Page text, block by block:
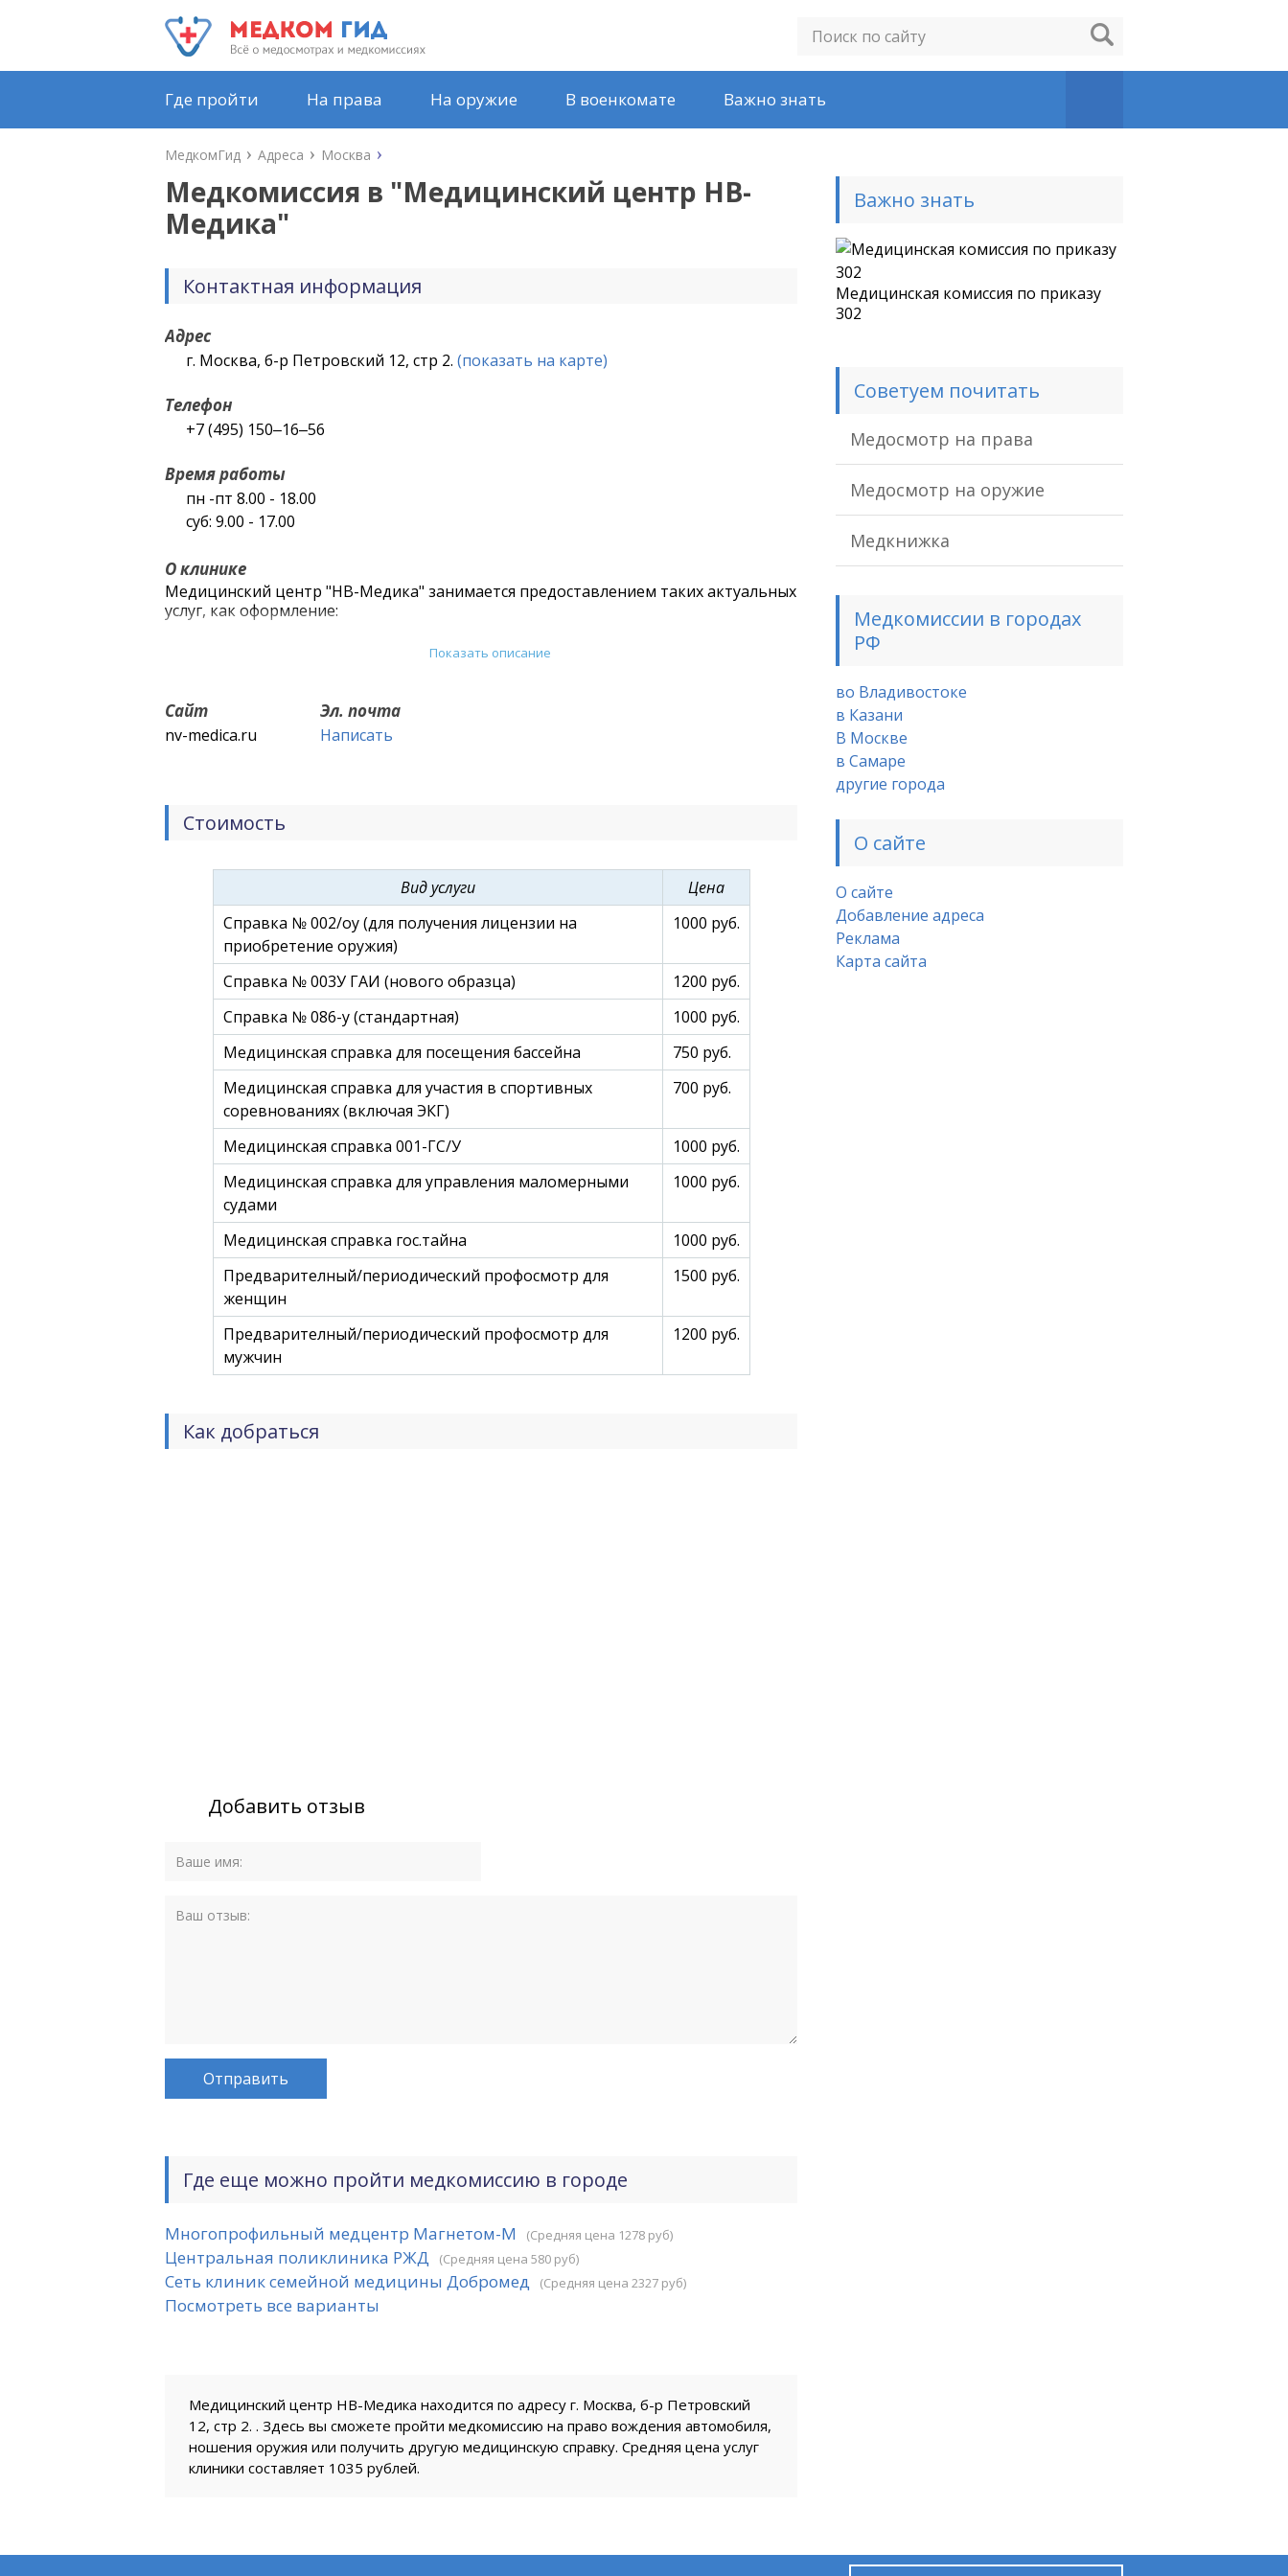
Где пройти На права На оружие В военкомате Важно знать
МедкомГид Адреса Москва
Медкомиссия в "Медицинский центр НВ-
Медика"
Контактная информация
Адрес
г. Москва, б-р Петровский 12, стр 2. (показать на карте)
Телефон
+7 (495) 150‒16‒56
Время работы
пн -пт 8.00 - 18.00
суб: 9.00 - 17.00
О клинике
Медицинский центр "НВ-Медика" занимается предоставлением таких актуальных
услуг, как оформление:
профосмотры;
медицинских справок на работу или учёбу в Москве по форме № 086/У;
медицинских справок для управления катерами, яхтами и другими маломерными
судами;
медицинских справок для получения разрешения на оружие
медицинских справок для ГИБДД
справок 001-ГС\У
Показать описание
Сайт
nv-medica.ru
Эл. почта
Написать
Стоимость
Вид услуги
Цена
Справка № 002/оу (для получения лицензии на
приобретение оружия)
1000 руб.
Справка № 003У ГАИ (нового образца)
1200 руб.
Справка № 086-у (стандартная)
1000 руб.
Медицинская справка для посещения бассейна
750 руб.
Медицинская справка для участия в спортивных
соревнованиях (включая ЭКГ)
700 руб.
Медицинская справка 001-ГС/У
1000 руб.
Медицинская справка для управления маломерными
судами
1000 руб.
Медицинская справка гос.тайна
1000 руб.
Предварителный/периодический профосмотр для
женщин
1500 руб.
Предварителный/периодический профосмотр для
мужчин
1200 руб.
Как добраться
Добавить отзыв
Где еще можно пройти медкомиссию в городе
Многопрофильный медцентр Магнетом-М (Средняя цена 1278 руб)
Центральная поликлиника РЖД (Средняя цена 580 руб)
Сеть клиник семейной медицины Добромед (Средняя цена 2327 руб)
Посмотреть все варианты
Медицинский центр НВ-Медика находится по адресу г. Москва, б-р Петровский
12, стр 2. . Здесь вы сможете пройти медкомиссию на право вождения автомобиля,
ношения оружия или получить другую медицинскую справку. Средняя цена услуг
клиники составляет 1035 рублей.
Важно знать
Медицинская комиссия по приказу
302
Советуем почитать
Медосмотр на права
Медосмотр на оружие
Медкнижка
Медкомиссии в городах
РФ
во Владивостоке
в Казани
В Москве
в Самаре
другие города
О сайте
О сайте
Добавление адреса
Реклама
Карта сайта